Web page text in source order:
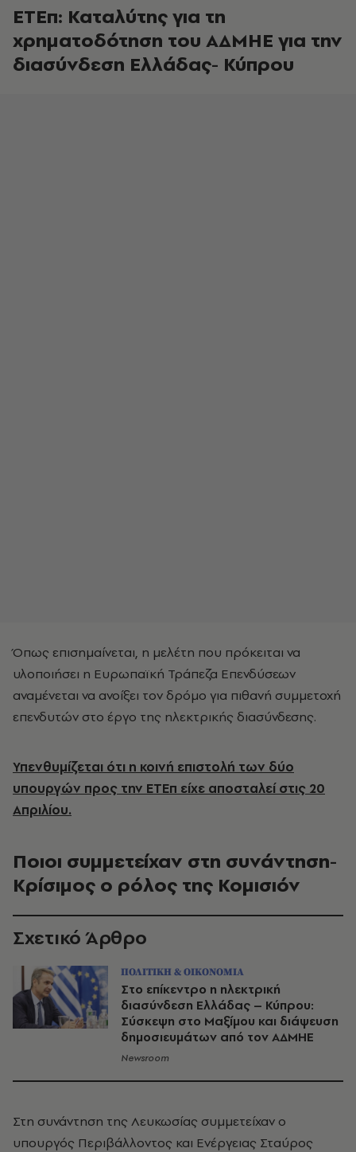
ΕΤΕπ: Καταλύτης για τη
χρηματοδότηση του ΑΔΜΗΕ για την
διασύνδεση Ελλάδας- Κύπρου
Όπως επισημαίνεται, η μελέτη που πρόκειται να
υλοποιήσει η Ευρωπαϊκή Τράπεζα Επενδύσεων
αναμένεται να ανοίξει τον δρόμο για πιθανή συμμετοχή
επενδυτών στο έργο της ηλεκτρικής διασύνδεσης.
Υπενθυμίζεται ότι η κοινή επιστολή των δύο
υπουργών προς την ΕΤΕπ είχε αποσταλεί στις 20
Απριλίου.
Ποιοι συμμετείχαν στη συνάντηση-
Κρίσιμος ο ρόλος της Κομισιόν
Σχετικό Άρθρο
ΠΟΛΙΤΙΚΗ & ΟΙΚΟΝΟΜΙΑ
Στο επίκεντρο η ηλεκτρική
διασύνδεση Ελλάδας – Κύπρου:
Σύσκεψη στο Μαξίμου και διάψευση
δημοσιευμάτων από τον ΑΔΜΗΕ
Newsroom
Στη συνάντηση της Λευκωσίας συμμετείχαν ο
υπουργός Περιβάλλοντος και Ενέργειας Σταύρος